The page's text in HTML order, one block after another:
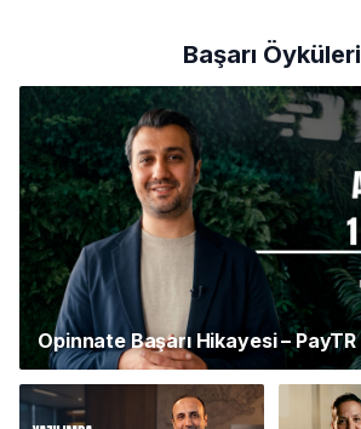
Başarı Öyküleri
Opinnate Başarı Hikayesi – PayTR